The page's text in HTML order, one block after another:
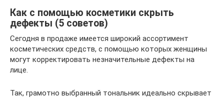
Как с помощью косметики скрыть
дефекты (5 советов)
Сегодня в продаже имеется широкий ассортимент
косметических средств, с помощью которых женщины
могут корректировать незначительные дефекты на
лице.
Так, грамотно выбранный тональник идеально скрывает